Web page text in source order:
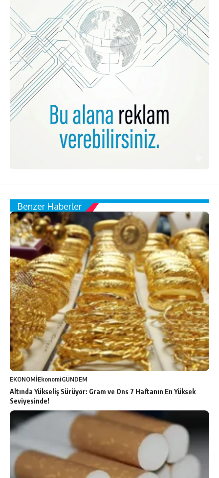
Benzer Haberler
EKONOMİEkonomiGÜNDEM
Altında Yükseliş Sürüyor: Gram ve Ons 7 Haftanın En Yüksek
Seviyesinde!